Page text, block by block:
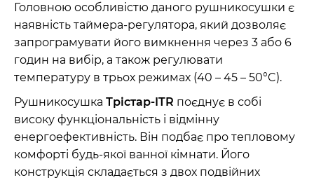
Головною особливістю даного рушникосушки є
наявність таймера-регулятора, який дозволяє
запрограмувати його вимкнення через 3 або 6
годин на вибір, а також регулювати
температуру в трьох режимах (40 – 45 – 50°C).
Рушникосушка Трістар-ITR поєднує в собі
високу функціональність і відмінну
енергоефективність. Він подбає про тепловому
комфорті будь-якої ванної кімнати. Його
конструкція складається з двох подвійних